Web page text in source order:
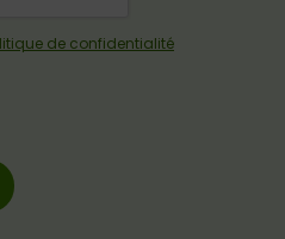
de confidentialité